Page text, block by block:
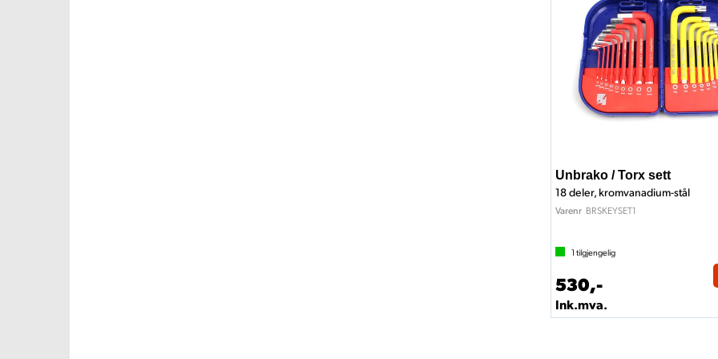
Unbrako / Torx sett
18 deler, kromvanadium-stål
Varenr BRSKEYSET1
1 tilgjengelig
530,-
Ink.mva.